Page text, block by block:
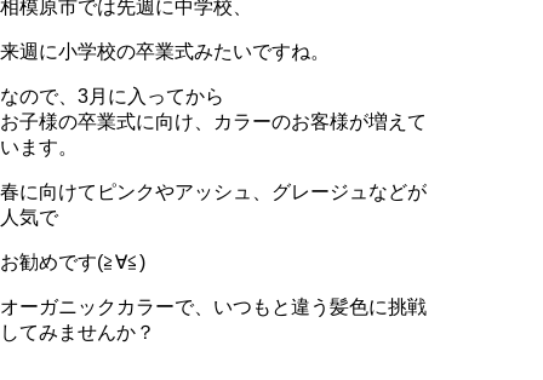
相模原市では先週に中学校、
来週に小学校の卒業式みたいですね。
なので、3月に入ってから
お子様の卒業式に向け、カラーのお客様が増えて
います。
春に向けてピンクやアッシュ、グレージュなどが
人気で
お勧めです(≧∀≦)
オーガニックカラーで、いつもと違う髪色に挑戦
してみませんか？